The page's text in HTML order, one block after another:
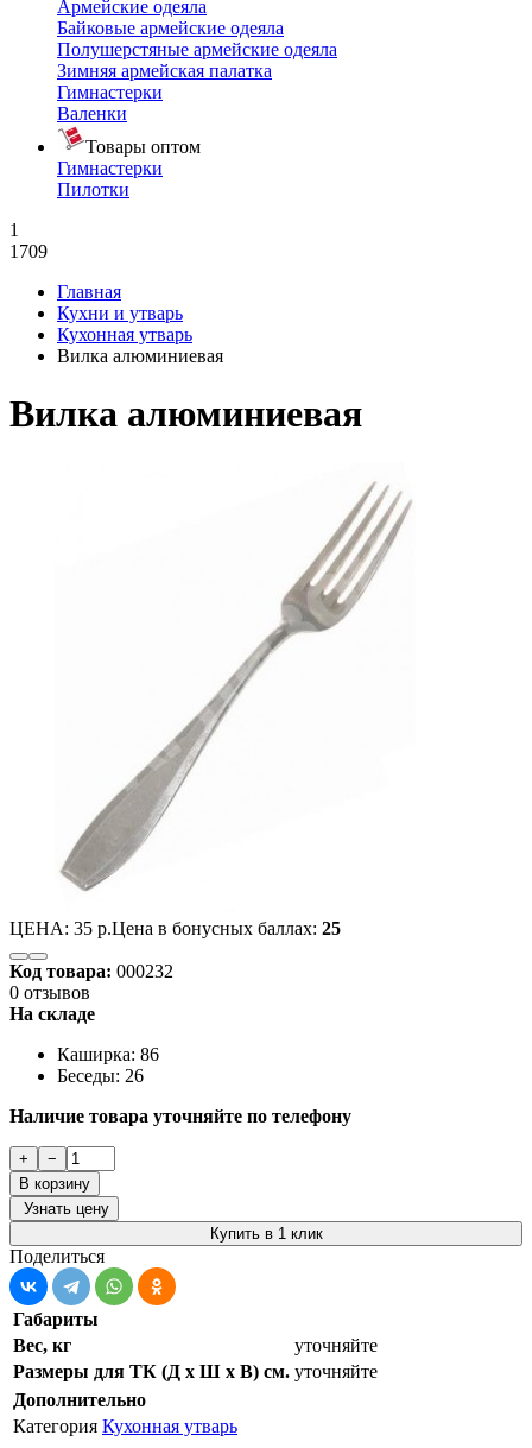
Армейские одеяла
Байковые армейские одеяла
Полушерстяные армейские одеяла
Зимняя армейская палатка
Гимнастерки
Валенки
Товары оптом
Гимнастерки
Пилотки
1
1709
Главная
Кухни и утварь
Кухонная утварь
Вилка алюминиевая
Вилка алюминиевая
ЦЕНА: 35 р.Цена в бонусных баллах: 25
Код товара: 000232
0 отзывов
На складе
Каширка: 86
Беседы: 26
Наличие товара уточняйте по телефону
+
−
В корзину
Узнать цену
Купить в 1 клик
Поделиться
Габариты
Вес, кг
уточняйте
Размеры для ТК (Д х Ш х В) см. уточняйте
Дополнительно
Категория Кухонная утварь